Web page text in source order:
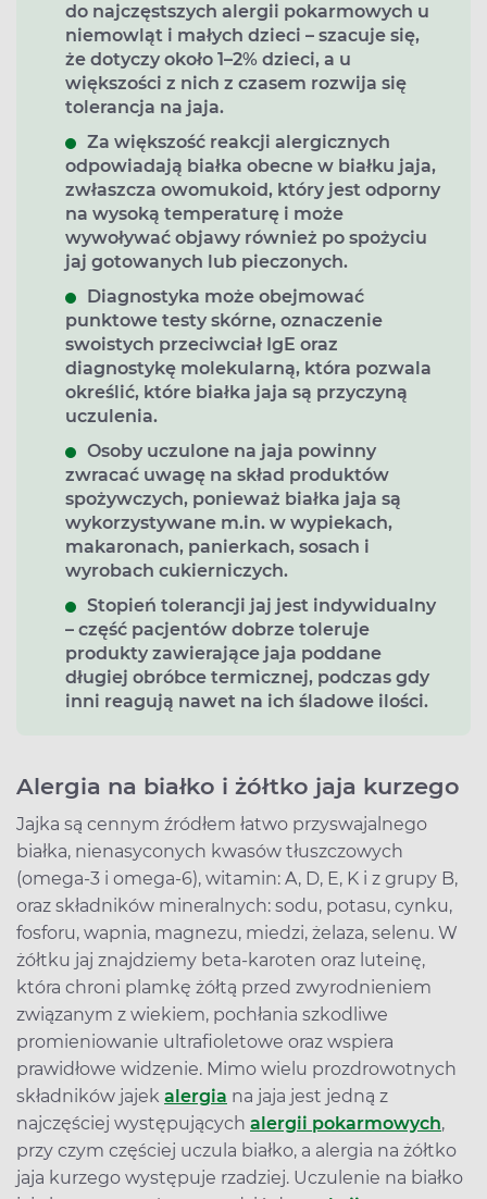
do najczęstszych alergii pokarmowych u
niemowląt i małych dzieci – szacuje się,
że dotyczy około 1–2% dzieci, a u
większości z nich z czasem rozwija się
tolerancja na jaja.
Za większość reakcji alergicznych
odpowiadają białka obecne w białku jaja,
zwłaszcza owomukoid, który jest odporny
na wysoką temperaturę i może
wywoływać objawy również po spożyciu
jaj gotowanych lub pieczonych.
Diagnostyka może obejmować
punktowe testy skórne, oznaczenie
swoistych przeciwciał IgE oraz
diagnostykę molekularną, która pozwala
określić, które białka jaja są przyczyną
uczulenia.
Osoby uczulone na jaja powinny
zwracać uwagę na skład produktów
spożywczych, ponieważ białka jaja są
wykorzystywane m.in. w wypiekach,
makaronach, panierkach, sosach i
wyrobach cukierniczych.
Stopień tolerancji jaj jest indywidualny
– część pacjentów dobrze toleruje
produkty zawierające jaja poddane
długiej obróbce termicznej, podczas gdy
inni reagują nawet na ich śladowe ilości.
Alergia na białko i żółtko jaja kurzego
Jajka są cennym źródłem łatwo przyswajalnego
białka, nienasyconych kwasów tłuszczowych
(omega-3 i omega-6), witamin: A, D, E, K i z grupy B,
oraz składników mineralnych: sodu, potasu, cynku,
fosforu, wapnia, magnezu, miedzi, żelaza, selenu. W
żółtku jaj znajdziemy beta-karoten oraz luteinę,
która chroni plamkę żółtą przed zwyrodnieniem
związanym z wiekiem, pochłania szkodliwe
promieniowanie ultrafioletowe oraz wspiera
prawidłowe widzenie. Mimo wielu prozdrowotnych
składników jajek alergia na jaja jest jedną z
najczęściej występujących alergii pokarmowych,
przy czym częściej uczula białko, a alergia na żółtko
jaja kurzego występuje rzadziej. Uczulenie na białko